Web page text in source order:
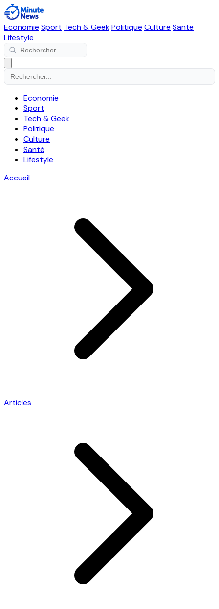
Economie Sport Tech & GeekPolitique Culture Santé
Lifestyle
Economie
Sport
Tech & Geek
Politique
Culture
Santé
Lifestyle
Accueil
Articles